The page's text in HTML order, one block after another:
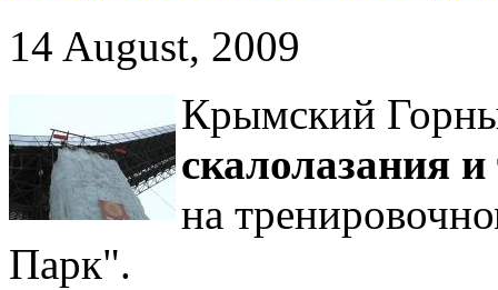
14 August, 2009
Крымский
скалолазания
на
Парк".